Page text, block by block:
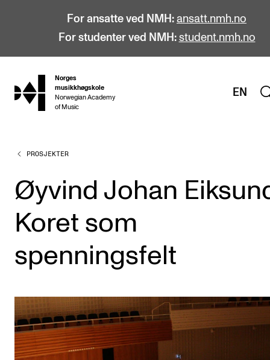
For ansatte ved NMH: ansatt.nmh.no
For studenter ved NMH: student.nmh.no
hjem
Norges
musikkhøgskole
Norwegian Academy
of Music
EN
STUDIER
Alle studier
Bachelor
Master
Årsstudium og videreutdanning
Talentutvikling
STUDENTLIV
PROSJEKTER
Øyvind Johan
Koret som
spenningsfelt